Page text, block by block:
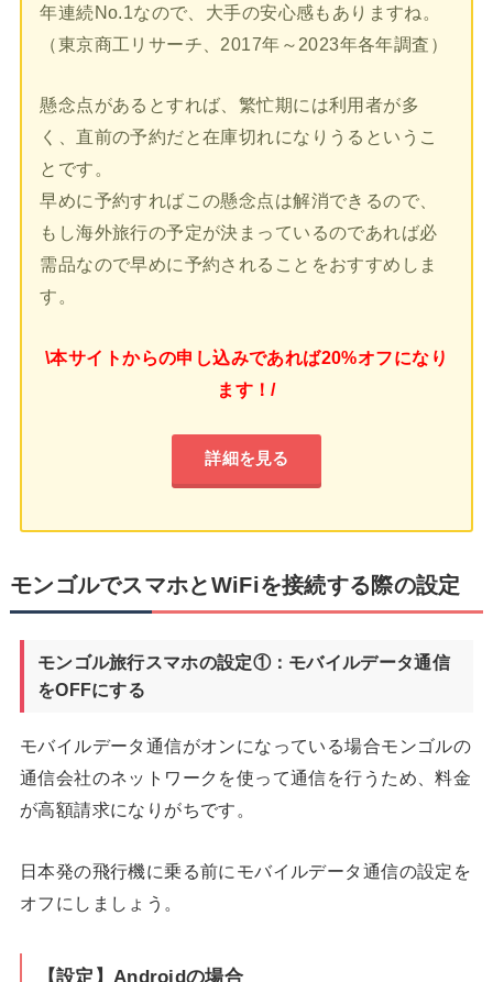
年連続No.1なので、大手の安心感もありますね。
（東京商工リサーチ、2017年～2023年各年調査）
懸念点があるとすれば、繁忙期には利用者が多
く、直前の予約だと在庫切れになりうるというこ
とです。
早めに予約すればこの懸念点は解消できるので、
もし海外旅行の予定が決まっているのであれば必
需品なので早めに予約されることをおすすめしま
す。
\本サイトからの申し込みであれば20%オフになり
ます！/
詳細を見る
モンゴルでスマホとWiFiを接続する際の設定
モンゴル旅行スマホの設定①：モバイルデータ通信
をOFFにする
モバイルデータ通信がオンになっている場合モンゴルの
通信会社のネットワークを使って通信を行うため、料金
が高額請求になりがちです。
日本発の飛行機に乗る前にモバイルデータ通信の設定を
オフにしましょう。
【設定】Androidの場合